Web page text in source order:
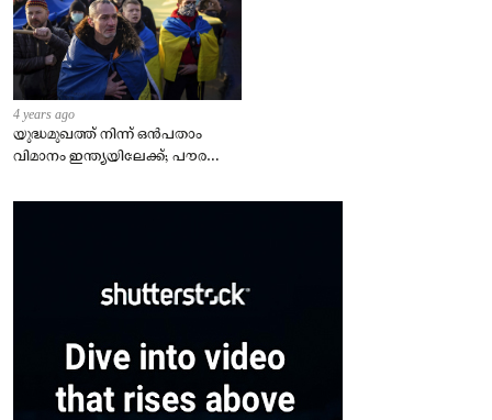
4 years ago
യുദ്ധമുഖത്ത് നിന്ന് ഒൻപതാം
വിമാനം ഇന്ത്യയിലേക്ക്; പൗരന്മാർ
– കേന്ദ്രം